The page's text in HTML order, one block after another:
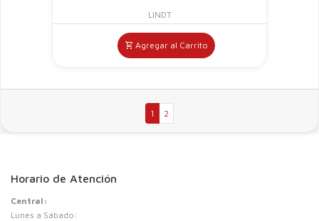
LINDT
Agregar al Carrito
1 2
Horario de Atención
Central:
Lunes a Sábado: